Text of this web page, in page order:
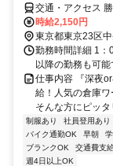
交通・アクセス
時給2,150円
東京都東京23区
勤務時間詳細 1
以降の勤務も可能
仕事内容 『深夜
給！人気の倉庫ワ
そんな方にピッ
制服あり 社員登用あり
バイク通勤OK
早朝
ブランクOK
交通費支
週4日以上OK